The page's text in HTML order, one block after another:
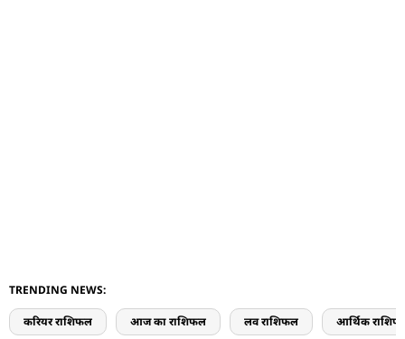
TRENDING NEWS:
करियर राशिफल आज का राशिफल लव राशिफल आर्थिक